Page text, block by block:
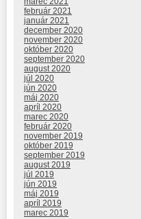
február 2021
január 2021
december 2020
november 2020
október 2020
september 2020
august 2020
júl 2020
jún 2020
máj 2020
apríl 2020
marec 2020
február 2020
november 2019
október 2019
september 2019
august 2019
júl 2019
jún 2019
máj 2019
apríl 2019
marec 2019